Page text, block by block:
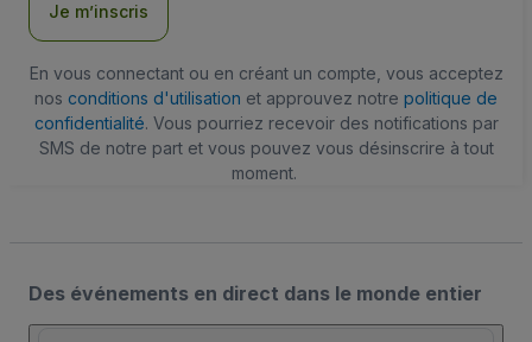
Je m’inscris
En vous connectant ou en créant un compte, vous acceptez
nos conditions d'utilisation et approuvez notre politique de
confidentialité. Vous pourriez recevoir des notifications par
SMS de notre part et vous pouvez vous désinscrire à tout
moment.
Des événements en direct dans le monde entier